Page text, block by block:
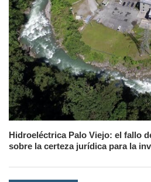
Hidroeléctrica Palo Viejo: el fallo
sobre la certeza jurídica para la